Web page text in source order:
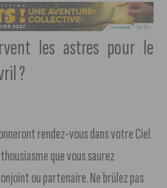
les astres pour le
?
rendez-vous dans votre Ciel.
que vous saurez
ou partenaire. Ne brûlez pas